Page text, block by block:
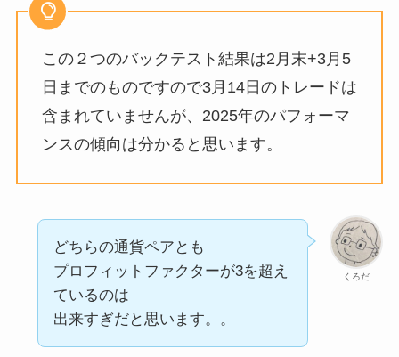
この２つのバックテスト結果は2月末+3月5
日までのものですので3月14日のトレードは
含まれていませんが、2025年のパフォーマ
ンスの傾向は分かると思います。
くろだ
どちらの通貨ペアとも
プロフィットファクターが3を超え
ているのは
出来すぎだと思います。。